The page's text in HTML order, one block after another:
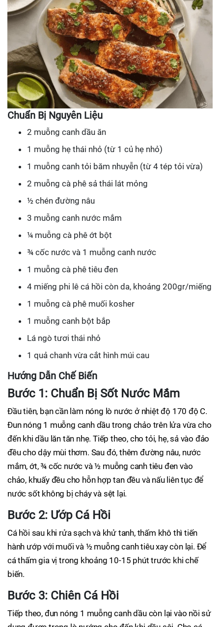
Chuẩn Bị Nguyên Liệu
2 muỗng canh dầu ăn
1 muỗng hẹ thái nhỏ (từ 1 củ hẹ nhỏ)
1 muỗng canh tỏi băm nhuyễn (từ 4 tép tỏi vừa)
2 muỗng cà phê sả thái lát mỏng
½ chén đường nâu
3 muỗng canh nước mắm
¼ muỗng cà phê ớt bột
¾ cốc nước và 1 muỗng canh nước
1 muỗng cà phê tiêu đen
4 miếng phi lê cá hồi còn da, khoảng 200gr/miếng
1 muỗng cà phê muối kosher
1 muỗng canh bột bắp
Lá ngò tươi thái nhỏ
1 quả chanh vừa cắt hình múi cau
Hướng Dẫn Chế Biến
Bước 1: Chuẩn Bị Sốt Nước Mắm
Đầu tiên, bạn cần làm nóng lò nước ở nhiệt độ 170 độ C.
Đun nóng 1 muỗng canh dầu trong chảo trên lửa vừa cho
đến khi dầu lăn tăn nhẹ. Tiếp theo, cho tỏi, hẹ, sả vào đảo
đều cho dậy mùi thơm. Sau đó, thêm đường nâu, nước
mắm, ớt, ¾ cốc nước và ½ muỗng canh tiêu đen vào
chảo, khuấy đều cho hỗn hợp tan đều và nấu liên tục để
nước sốt không bị cháy và sệt lại.
Bước 2: Ướp Cá Hồi
Cá hồi sau khi rửa sạch và khử tanh, thấm khô thì tiến
hành ướp với muối và ½ muỗng canh tiêu xay còn lại. Để
cá thấm gia vị trong khoảng 10-15 phút trước khi chế
biến.
Bước 3: Chiên Cá Hồi
Tiếp theo, đun nóng 1 muỗng canh dầu còn lại vào nồi sử